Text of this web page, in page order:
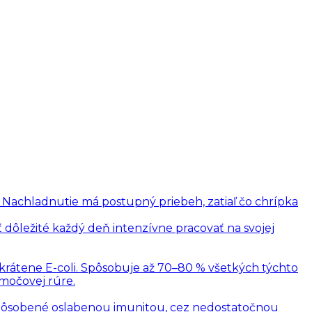
má postupný priebeh, zatiaľ čo chrípka
každý deň intenzívne pracovať na svojej
E-coli. Spôsobuje až 70–80 % všetkých týchto
rúre.
oslabenou imunitou, cez nedostatočnou